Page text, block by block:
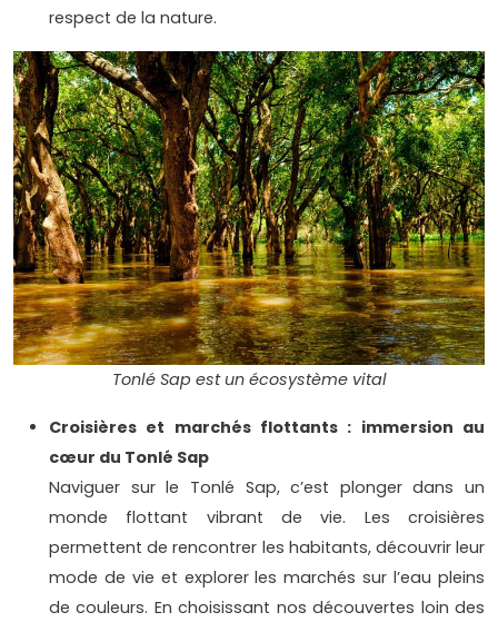
respect de la nature.
Tonlé Sap est un écosystème vital
Croisières et marchés flottants : immersion au
cœur du Tonlé Sap
Naviguer sur le Tonlé Sap, c’est plonger dans un
monde flottant vibrant de vie. Les croisières
permettent de rencontrer les habitants, découvrir leur
mode de vie et explorer les marchés sur l’eau pleins
de couleurs. En choisissant nos découvertes loin des